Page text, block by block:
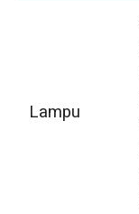
Lampu